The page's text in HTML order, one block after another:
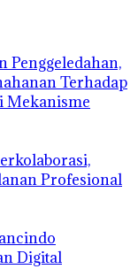
Penggeledahan,
Terhadap
Mekanisme
Profesional
Digital